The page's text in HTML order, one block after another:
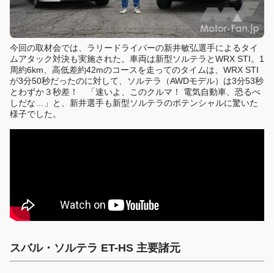
今回の取材会では、ラリードライバーの新井敏弘選手によるタイ
ムアタック対決も実施された。車両は新型ソルテラとWRX STI。1
周約6km、高低差約42mのコースを走ってのタイムは、WRX STI
が3分50秒だったのに対して、ソルテラ（AWDモデル）は3分53秒
とわずか３秒差！ 「速いよ、このクルマ！ 電気自動車、恐るべ
しだな…」と、新井選手も新型ソルテラのポテンシャルに驚いた
様子でした。
スバル・ソルテラ ET-HS 主要諸元